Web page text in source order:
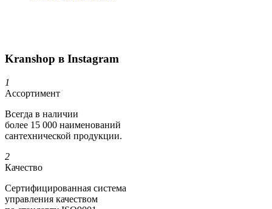
Kranshop в Instagram
1
Ассортимент
Всегда в наличии
более 15 000 наименований
сантехнической продукции.
2
Качество
Сертифициро­ванная система
управления качеством